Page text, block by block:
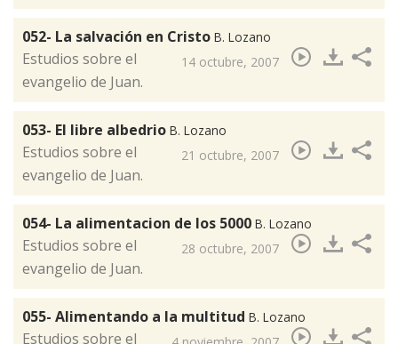
052- La salvación en Cristo B. Lozano
14 octubre, 2007
​Estudios sobre el
evangelio de Juan.
053- El libre albedrio B. Lozano
21 octubre, 2007
Estudios sobre el
evangelio de Juan.
054- La alimentacion de los 5000 B. Lozano
28 octubre, 2007
​Estudios sobre el
evangelio de Juan.
055- Alimentando a la multitud B. Lozano
​Estudios sobre el